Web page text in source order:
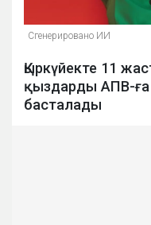
Сгенерировано ИИ
Қыркүйекте 11
қыздарды АПВ-ға
басталады